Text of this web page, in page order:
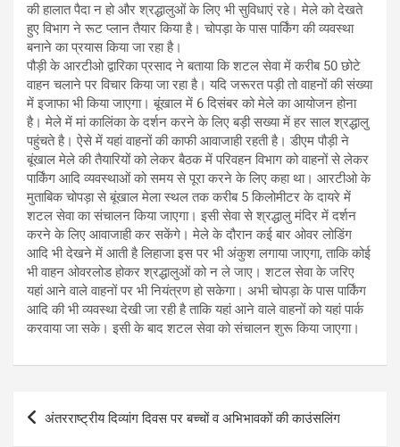
की हालात पैदा न हो और श्रद्धालुओं के लिए भी सुविधाएं रहे। मेले को देखते
हुए विभाग ने रूट प्लान तैयार किया है। चोपड़ा के पास पार्किंग की व्यवस्था
बनाने का प्रयास किया जा रहा है।
पौड़ी के आरटीओ द्वारिका प्रसाद ने बताया कि शटल सेवा में करीब 50 छोटे
वाहन चलाने पर विचार किया जा रहा है। यदि जरूरत पड़ी तो वाहनों की संख्या
में इजाफा भी किया जाएगा। बूंखाल में 6 दिसंबर को मेले का आयोजन होना
है। मेले में मां कालिंका के दर्शन करने के लिए बड़ी सख्या में हर साल श्रद्धालु
पहुंचते है। ऐसे में यहां वाहनों की काफी आवाजाही रहती है। डीएम पौड़ी ने
बूंखाल मेले की तैयारियों को लेकर बैठक में परिवहन विभाग को वाहनों से लेकर
पार्किंग आदि व्यवस्थाओं को समय से पूरा करने के लिए कहा था। आरटीओ के
मुताबिक चोपड़ा से बूंखाल मेला स्थल तक करीब 5 किलोमीटर के दायरे में
शटल सेवा का संचालन किया जाएगा। इसी सेवा से श्रद्धालु मंदिर में दर्शन
करने के लिए आवाजाही कर सकेंगे। मेले के दौरान कई बार ओवर लोडिंग
आदि भी देखने में आती है लिहाजा इस पर भी अंकुश लगाया जाएगा, ताकि कोई
भी वाहन ओवरलोड होकर श्रद्धालुओं को न ले जाए। शटल सेवा के जरिए
यहां आने वाले वाहनों पर भी नियंत्रण हो सकेगा। अभी चोपड़ा के पास पार्किंग
आदि की भी व्यवस्था देखी जा रही है ताकि यहां आने वाले वाहनों को यहां पार्क
करवाया जा सके। इसी के बाद शटल सेवा को संचालन शुरू किया जाएगा।
Post
navigation
अंतरराष्ट्रीय दिव्यांग दिवस पर बच्चों व अभिभावकों की काउंसलिंग